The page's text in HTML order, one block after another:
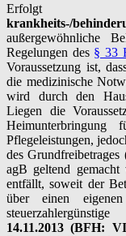
krankheits-/
außergewöhnliche
Regelungen des § 33
Voraussetzung ist,
die medizinische
wird durch den
Liegen die
Pflegeleistungen,
des
agB geltend gemacht
entfällt, soweit der
über einen
14.11.2013 (BFH: